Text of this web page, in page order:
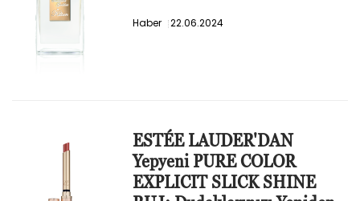
Haber 22.06.2024
ESTÉE LAUDER'DAN
Yepyeni PURE COLOR
EXPLICIT SLICK SHINE